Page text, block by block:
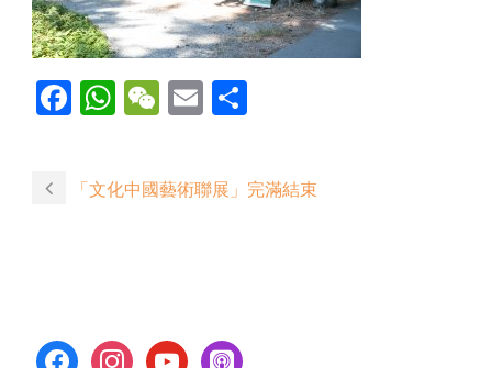
Facebook
WhatsApp
WeChat
Email
「文化中國藝術聯展」完滿結束
facebookinstagramyoutubeapple-